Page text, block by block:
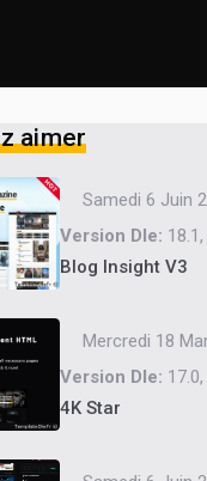
aimer
Samedi 6 Juin
Version Dle:
Blog Insight V3
Mercredi 18
Version Dle: 17.0,
4K Star